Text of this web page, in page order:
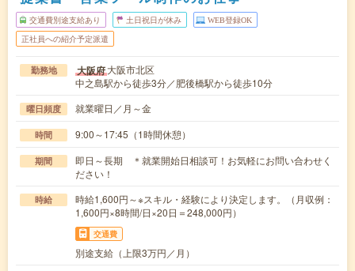
交通費別途支給あり 土日祝日が休み WEB登録OK
正社員への紹介予定派遣
勤務地 大阪府大阪市北区
中之島駅から徒歩3分／肥後橋駅から徒歩10分
曜日頻度 就業曜日／月～金
時間 9:00～17:45（1時間休憩）
期間
即日～長期 ＊就業開始日相談可！お気軽にお問い合わせく
ださい！
時給
時給1,600円～※スキル・経験により決定します。（月収例：
1,600円×8時間/日×20日＝248,000円）
交通費
別途支給（上限3万円／月）